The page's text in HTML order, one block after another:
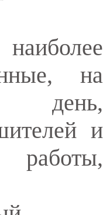
на
день,
и
работы,